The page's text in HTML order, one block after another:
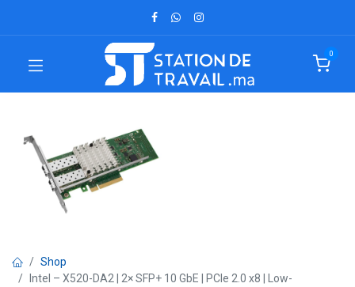
0
Shop
Intel – X520-DA2 | 2× SFP+ 10 GbE | PCIe 2.0 x8 | Low-